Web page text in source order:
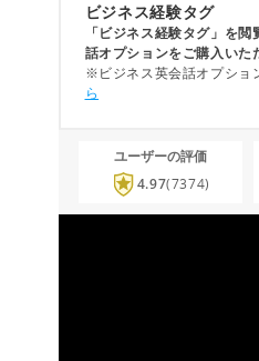
ビジネス経験タグ
「ビジネス経験タグ」を
話オプションをご購入いた
※ビジネス英会話オプショ
ら
ユーザーの評価
4.97(7374)